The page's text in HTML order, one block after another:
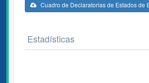
Cuadro de Declaratorias de Estados de
Estadísticas